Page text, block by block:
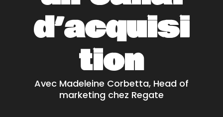
d’acquisi
tion
Avec Madeleine Corbetta, Head of
marketing chez Regate